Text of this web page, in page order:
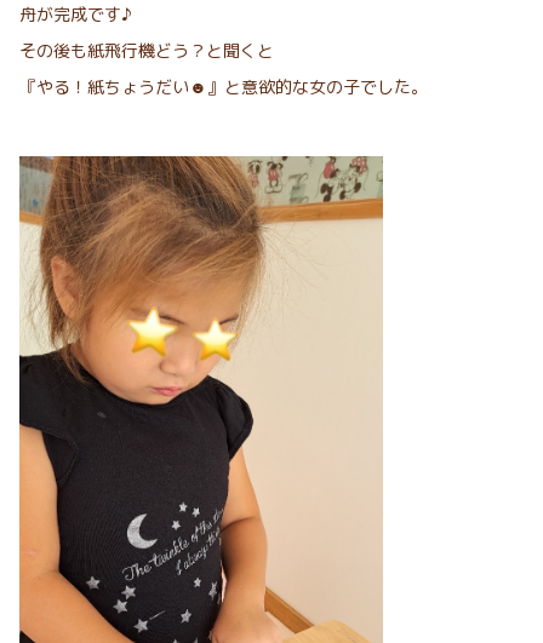
舟が完成です♪
その後も紙飛行機どう？と聞くと
『やる！紙ちょうだい☻』と意欲的な女の子でした。